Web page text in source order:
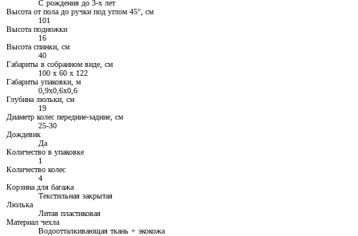
С рождения до 3-х лет
Высота от пола до ручки под углом 45°, см
101
Высота подножки
16
Высота спинки, см
40
Габариты в собранном виде, см
100 х 60 х 122
Габариты упаковки, м
0,9х0,6х0,6
Глубина люльки, см
19
Диаметр колес передние-задние, см
25-30
Дождевик
Да
Количество в упаковке
1
Количество колес
4
Корзина для багажа
Текстильная закрытая
Люлька
Литая пластиковая
Материал чехла
Водоотталкивающая ткань + экокожа